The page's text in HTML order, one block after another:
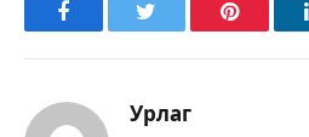
FacebookTwitter Pinterest
Урлаг